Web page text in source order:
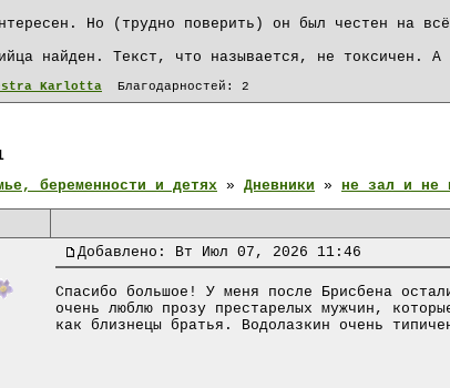
Но (трудно поверить) он был честен на
найден. Текст, что называется, не токсичен. А
Karlotta Благодарностей: 2
беременности и детях » Дневники » не зал и не
Добавлено: Вт Июл 07, 2026 11:46
Спасибо большое! У меня после Брисбена
очень люблю прозу престарелых мужчин,
как близнецы братья. Водолазкин очень